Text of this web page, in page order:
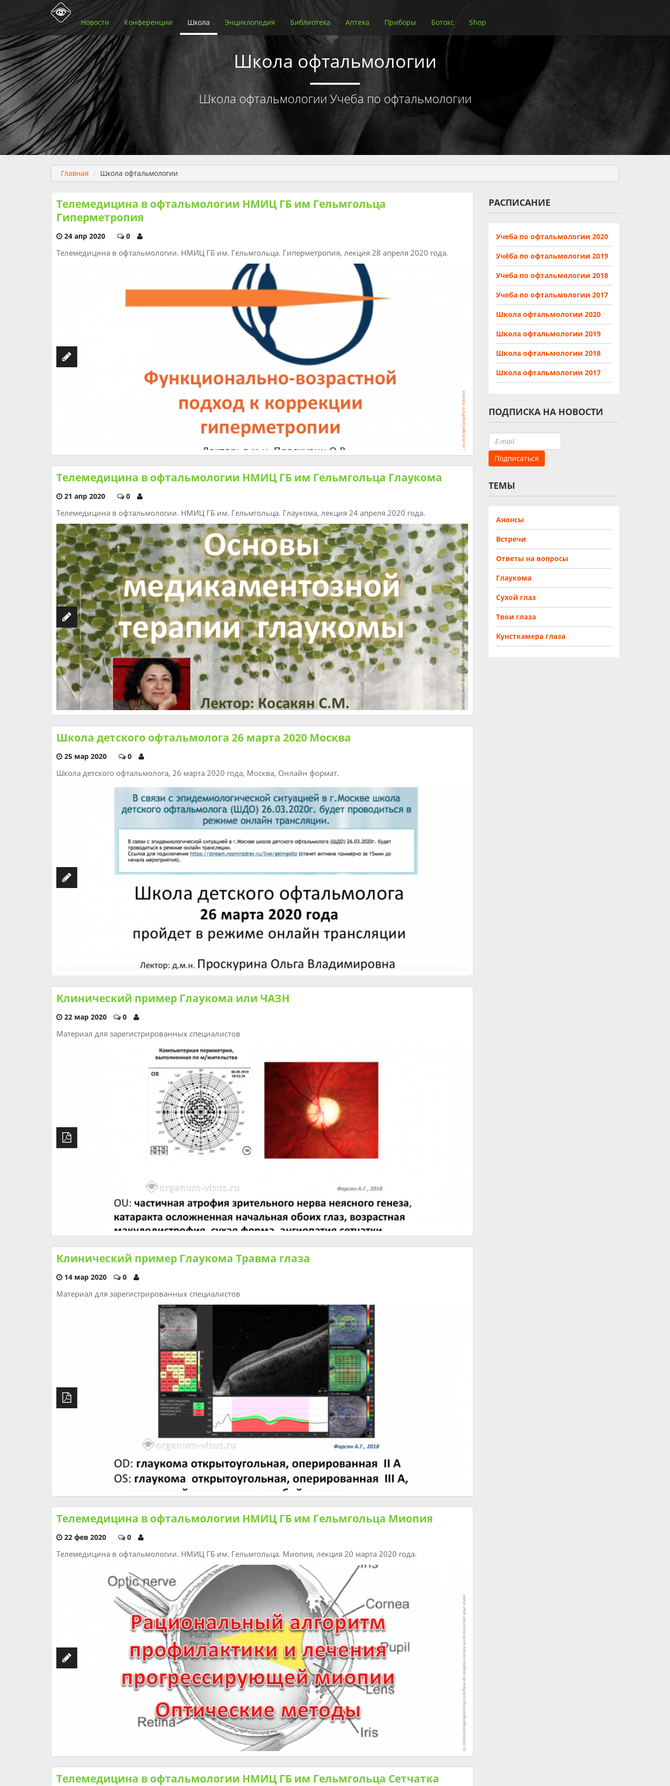
Школа офтальмологии
Школа офтальмологии Учеба по офтальмологии
Новости Конференции Школа Энциклопедия Библиотека Аптека Приборы Ботокс Shop
Главная Школа офтальмологии
Телемедицина в офтальмологии НМИЦ ГБ им Гельмгольца
Гиперметропия
24 апр 2020 0
Телемедицина в офтальмологии. НМИЦ ГБ им. Гельмгольца. Гиперметропия, лекция 28 апреля 2020 года.
Телемедицина в офтальмологии НМИЦ ГБ им Гельмгольца Глаукома
21 апр 2020 0
Телемедицина в офтальмологии. НМИЦ ГБ им. Гельмгольца. Глаукома, лекция 24 апреля 2020 года.
Школа детского офтальмолога 26 марта 2020 Москва
25 мар 2020 0
Школа детского офтальмолога, 26 марта 2020 года, Москва, Онлайн формат.
Клинический пример Глаукома или ЧАЗН
22 мар 2020 0
Материал для зарегистрированных специалистов
Клинический пример Глаукома Травма глаза
14 мар 2020 0
Материал для зарегистрированных специалистов
Телемедицина в офтальмологии НМИЦ ГБ им Гельмгольца Миопия
22 фев 2020 0
Телемедицина в офтальмологии. НМИЦ ГБ им. Гельмгольца. Миопия, лекция 20 марта 2020 года.
Телемедицина в офтальмологии НМИЦ ГБ им Гельмгольца Сетчатка
РАСПИСАНИЕ
Учеба по офтальмологии 2020
Учёба по офтальмологии 2019
Учеба по офтальмологии 2018
Учеба по офтальмологии 2017
Школа офтальмологии 2020
Школа офтальмологии 2019
Школа офтальмологии 2018
Школа офтальмологии 2017
ПОДПИСКА НА НОВОСТИ
ТЕМЫ
Анонсы
Встречи
Ответы на вопросы
Глаукома
Сухой глаз
Твои глаза
Кунсткамера глаза